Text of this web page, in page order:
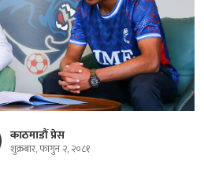
काठमाडौं प्रेस
शुक्रबार, फागुन २, २०८१